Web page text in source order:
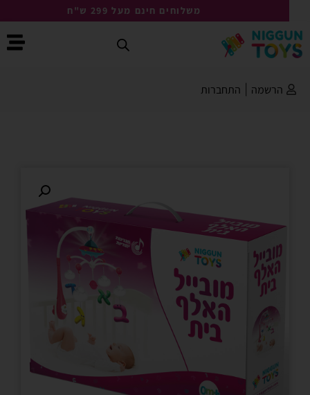
משלוחים חינם מעל 299 ש"ח
הרשמה|התחברות